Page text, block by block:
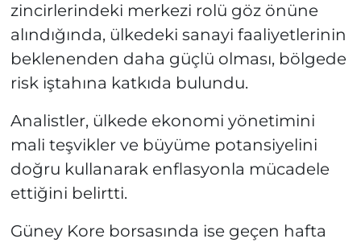
zincirlerindeki merkezi rolü göz önüne
alındığında, ülkedeki sanayi faaliyetlerinin
beklenenden daha güçlü olması, bölgede
risk iştahına katkıda bulundu.
Analistler, ülkede ekonomi yönetimini
mali teşvikler ve büyüme potansiyelini
doğru kullanarak enflasyonla mücadele
ettiğini belirtti.
Güney Kore borsasında ise geçen hafta